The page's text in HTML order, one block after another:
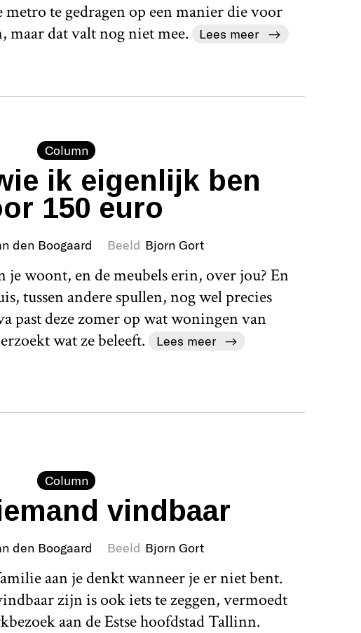
te gedragen op een manier die voor
maar dat valt nog niet mee.
Lees meer
Column
ik eigenlijk ben
150 euro
den Boogaard Beeld Bjorn Gort
je woont, en de meubels erin, over jou? En
tussen andere spullen, nog wel precies
past deze zomer op wat woningen van
wat ze beleeft.
Lees meer
Column
vindbaar
den Boogaard Beeld Bjorn Gort
aan je denkt wanneer je er niet bent.
zijn is ook iets te zeggen, vermoedt
aan de Estse hoofdstad Tallinn.